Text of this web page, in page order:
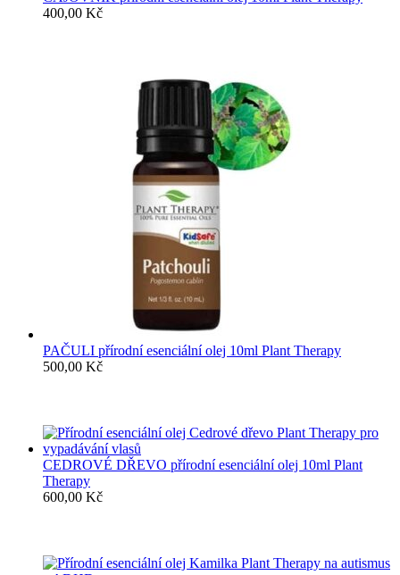
400,00 Kč
PAČULI přírodní esenciální olej 10ml Plant Therapy
500,00 Kč
CEDROVÉ DŘEVO přírodní esenciální olej 10ml Plant
Therapy
600,00 Kč